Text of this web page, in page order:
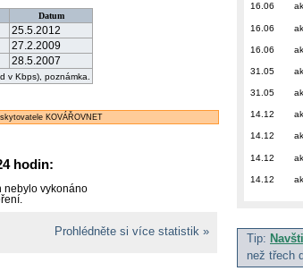
Datum
25.5.2012
27.2.2009
28.5.2007
v Kbps), poznámka.
KOVÁŘOVNET
hodin:
nebylo vykonáno
Prohlédněte si více statistik »
16.06
16.06
16.06
31.05
31.05
14.12
14.12
14.12
14.12
Tip:
než třech